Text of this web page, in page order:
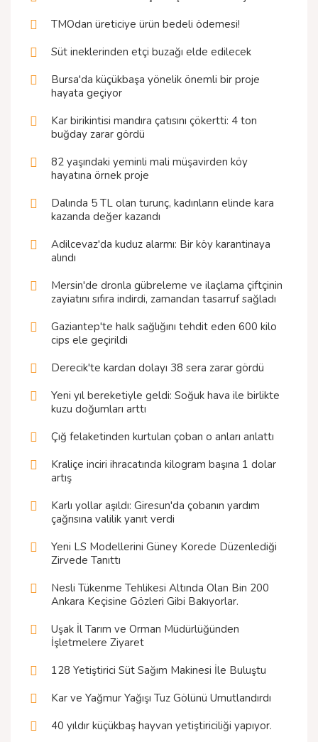
TMOdan üreticiye ürün bedeli ödemesi!
Süt ineklerinden etçi buzağı elde edilecek
Bursa'da küçükbaşa yönelik önemli bir proje
hayata geçiyor
Kar birikintisi mandıra çatısını çökertti: 4 ton
buğday zarar gördü
82 yaşındaki yeminli mali müşavirden köy
hayatına örnek proje
Dalında 5 TL olan turunç, kadınların elinde kara
kazanda değer kazandı
Adilcevaz'da kuduz alarmı: Bir köy karantinaya
alındı
Mersin'de dronla gübreleme ve ilaçlama çiftçinin
zayiatını sıfıra indirdi, zamandan tasarruf sağladı
Gaziantep'te halk sağlığını tehdit eden 600 kilo
cips ele geçirildi
Derecik'te kardan dolayı 38 sera zarar gördü
Yeni yıl bereketiyle geldi: Soğuk hava ile birlikte
kuzu doğumları arttı
Çığ felaketinden kurtulan çoban o anları anlattı
Kraliçe inciri ihracatında kilogram başına 1 dolar
artış
Karlı yollar aşıldı: Giresun'da çobanın yardım
çağrısına valilik yanıt verdi
Yeni LS Modellerini Güney Korede Düzenlediği
Zirvede Tanıttı
Nesli Tükenme Tehlikesi Altında Olan Bin 200
Ankara Keçisine Gözleri Gibi Bakıyorlar.
Uşak İl Tarım ve Orman Müdürlüğünden
İşletmelere Ziyaret
128 Yetiştirici Süt Sağım Makinesi İle Buluştu
Kar ve Yağmur Yağışı Tuz Gölünü Umutlandırdı
40 yıldır küçükbaş hayvan yetiştiriciliği yapıyor.